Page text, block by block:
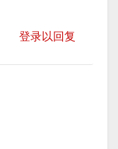
登录以回复